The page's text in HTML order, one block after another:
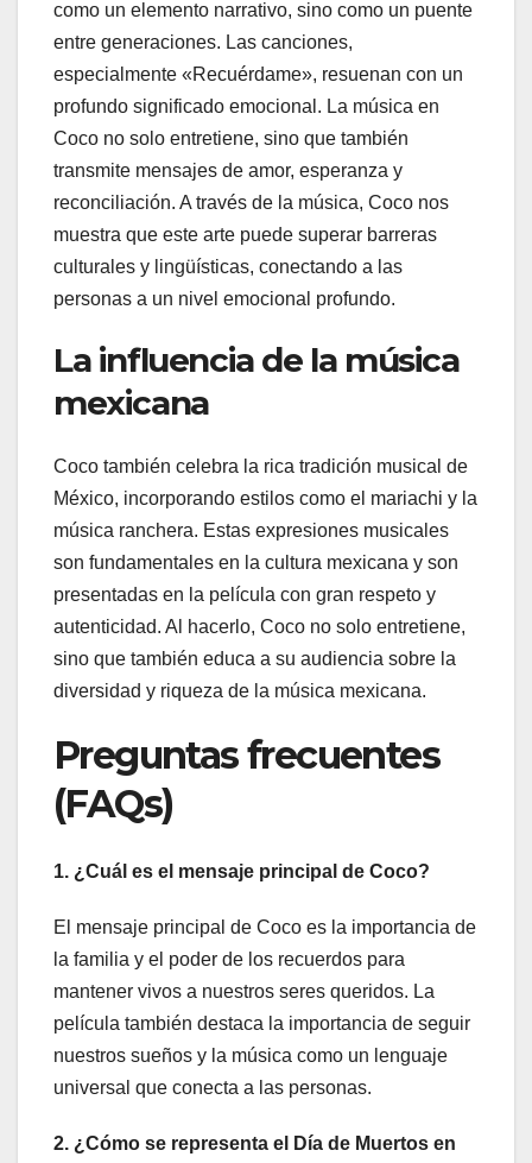
como un elemento narrativo, sino como un puente
entre generaciones. Las canciones,
especialmente «Recuérdame», resuenan con un
profundo significado emocional. La música en
Coco no solo entretiene, sino que también
transmite mensajes de amor, esperanza y
reconciliación. A través de la música, Coco nos
muestra que este arte puede superar barreras
culturales y lingüísticas, conectando a las
personas a un nivel emocional profundo.
La influencia de la música
mexicana
Coco también celebra la rica tradición musical de
México, incorporando estilos como el mariachi y la
música ranchera. Estas expresiones musicales
son fundamentales en la cultura mexicana y son
presentadas en la película con gran respeto y
autenticidad. Al hacerlo, Coco no solo entretiene,
sino que también educa a su audiencia sobre la
diversidad y riqueza de la música mexicana.
Preguntas frecuentes
(FAQs)
1. ¿Cuál es el mensaje principal de Coco?
El mensaje principal de Coco es la importancia de
la familia y el poder de los recuerdos para
mantener vivos a nuestros seres queridos. La
película también destaca la importancia de seguir
nuestros sueños y la música como un lenguaje
universal que conecta a las personas.
2. ¿Cómo se representa el Día de Muertos en